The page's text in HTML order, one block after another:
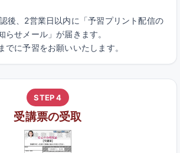
後、2営業日以内に「予習プリント配信の
らせメール」が届きます。
でに予習をお願いいたします。
STEP 4
受講票の受取